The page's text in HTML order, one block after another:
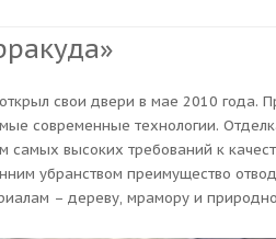
свои двери в мае 2010 года.
современные технологии.
самых высоких требований к
убранством преимущество
– дереву, мрамору и